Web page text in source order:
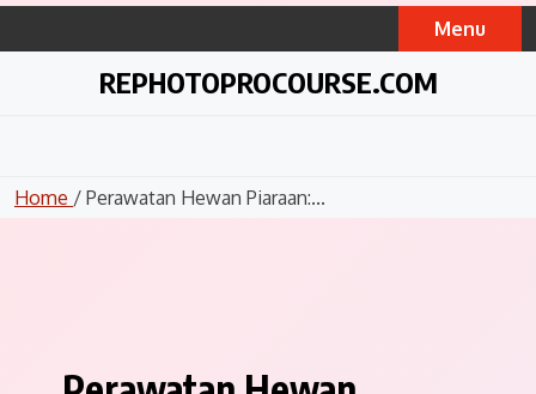
Skip
Menu
REPHOTOPROCOURSE.COM
Home / Perawatan Hewan Piaraan:...